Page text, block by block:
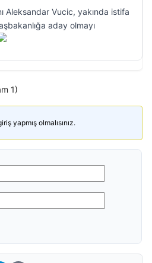
Aleksandar Vucic, yakında istifa
aday olmayı
1)
yapmış olmalısınız.